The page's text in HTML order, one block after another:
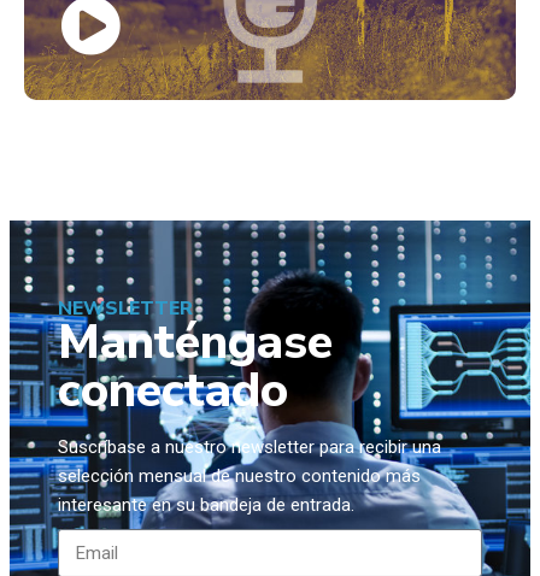
NEWSLETTER
Manténgase
conectado
Suscríbase a nuestro newsletter para recibir una
selección mensual de nuestro contenido más
interesante en su bandeja de entrada.